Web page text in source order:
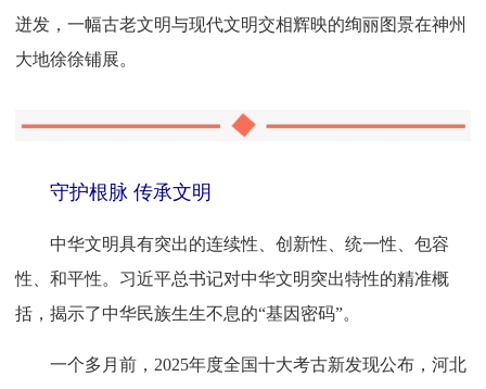
迸发，一幅古老文明与现代文明交相辉映的绚丽图景在神州
大地徐徐铺展。
守护根脉 传承文明
中华文明具有突出的连续性、创新性、统一性、包容
性、和平性。习近平总书记对中华文明突出特性的精准概
括，揭示了中华民族生生不息的“基因密码”。
一个多月前，2025年度全国十大考古新发现公布，河北